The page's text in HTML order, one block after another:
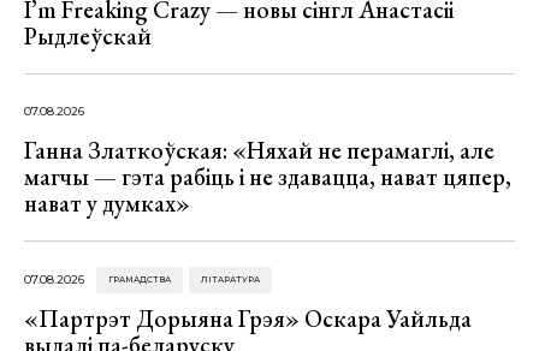
I’m Freaking Crazy — новы сінгл Анастасіі
Рыдлеўскай
07.08.2026
Ганна Златкоўская: «Няхай не перамаглі, але
магчы — гэта рабіць і не здавацца, нават цяпер,
нават у думках»
07.08.2026 ГРАМАДСТВА ЛІТАРАТУРА
«Партрэт Дорыяна Грэя» Оскара Уайльда
выдалі па-беларуску